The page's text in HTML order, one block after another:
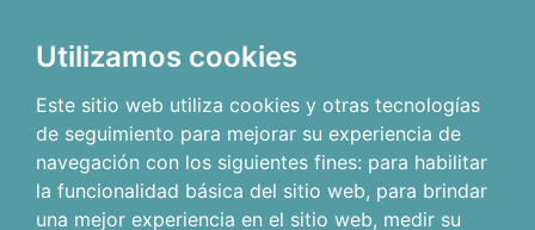
Utilizamos cookies
Este sitio web utiliza cookies y otras tecnologías
de seguimiento para mejorar su experiencia de
navegación con los siguientes fines: para habilitar
la funcionalidad básica del sitio web, para brindar
una mejor experiencia en el sitio web, medir su